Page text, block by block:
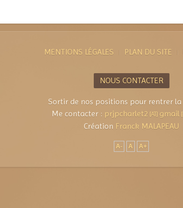
MENTIONS LÉGALES PLAN DU SITE
NOUS CONTACTER
Sortir de nos positions pour rentrer la
Me contacter : prjpcharlet2 [AT] gmail
Création Franck MALAPEAU
A- A A+